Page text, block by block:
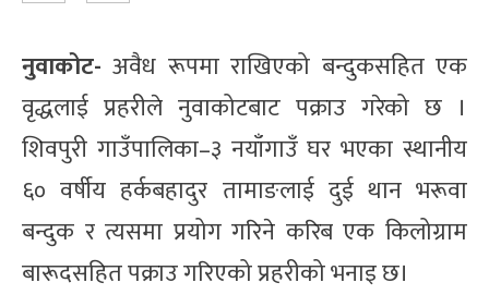
नुवाकोट- अवैध रूपमा राखिएको बन्दुकसहित एक
वृद्धलाई प्रहरीले नुवाकोटबाट पक्राउ गरेको छ ।
शिवपुरी गाउँपालिका–३ नयाँगाउँ घर भएका स्थानीय
६० वर्षीय हर्कबहादुर तामाङलाई दुई थान भरूवा
बन्दुक र त्यसमा प्रयोग गरिने करिब एक किलोग्राम
बारूदसहित पक्राउ गरिएको प्रहरीको भनाइ छ।